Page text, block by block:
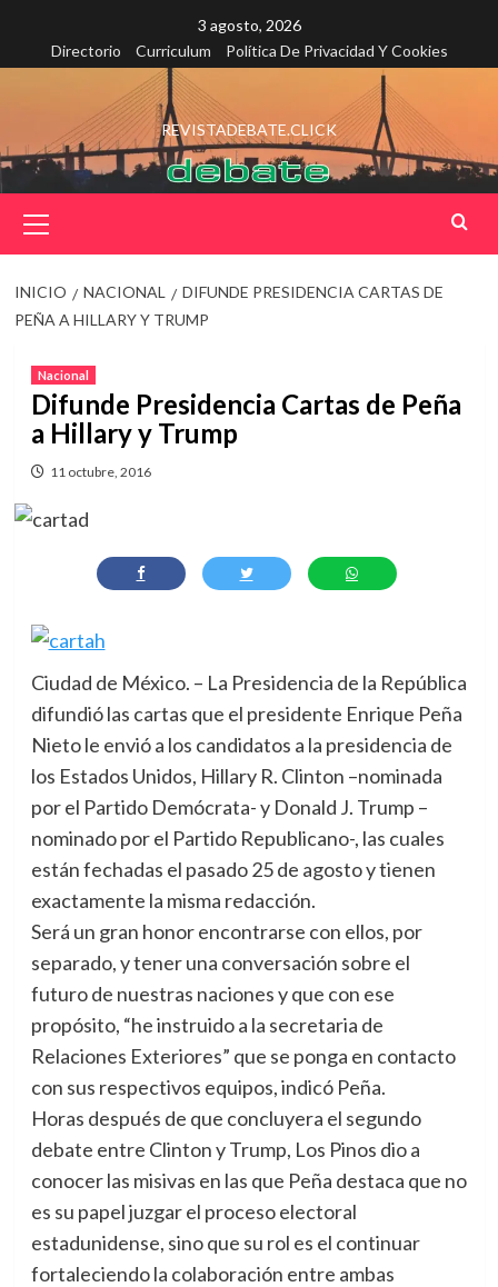
contenido
3 agosto, 2026
Directorio
Curriculum Política De Privacidad Y Cookies
REVISTADEBATE.CLICK
principal
INICIO NACIONAL
DIFUNDE PRESIDENCIA CARTAS DE
PEÑA A HILLARY Y TRUMP
Nacional
Difunde Presidencia Cartas de Peña
a Hillary y Trump
11 octubre, 2016
Ciudad de México. – La Presidencia de la República
difundió las cartas que el presidente Enrique Peña
Nieto le envió a los candidatos a la presidencia de
los Estados Unidos, Hillary R. Clinton –nominada
por el Partido Demócrata- y Donald J. Trump –
nominado por el Partido Republicano-, las cuales
están fechadas el pasado 25 de agosto y tienen
exactamente la misma redacción.
Será un gran honor encontrarse con ellos, por
separado, y tener una conversación sobre el
futuro de nuestras naciones y que con ese
propósito, “he instruido a la secretaria de
Relaciones Exteriores” que se ponga en contacto
con sus respectivos equipos, indicó Peña.
Horas después de que concluyera el segundo
debate entre Clinton y Trump, Los Pinos dio a
conocer las misivas en las que Peña destaca que no
es su papel juzgar el proceso electoral
estadunidense, sino que su rol es el continuar
fortaleciendo la colaboración entre ambas